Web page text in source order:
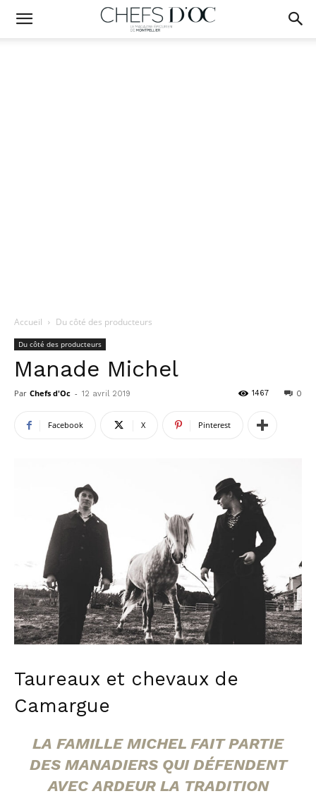
Accueil Du côté des producteurs
Du côté des producteurs
Manade Michel
Par Chefs d'Oc - 12 avril 2019 0
1467
Facebook X Pinterest
Taureaux et chevaux de
Camargue
LA FAMILLE MICHEL FAIT PARTIE
DES MANADIERS QUI DÉFENDENT
AVEC ARDEUR LA TRADITION